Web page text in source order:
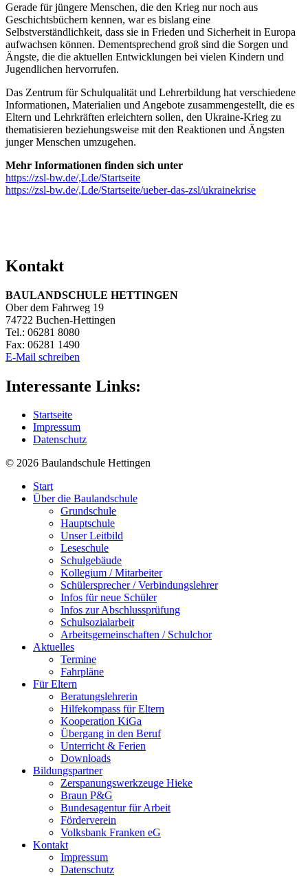
Gerade für jüngere Menschen, die den Krieg nur noch aus
Geschichtsbüchern kennen, war es bislang eine
Selbstverständlichkeit, dass sie in Frieden und Sicherheit in Europa
aufwachsen können. Dementsprechend groß sind die Sorgen und
Ängste, die die aktuellen Entwicklungen bei vielen Kindern und
Jugendlichen hervorrufen.
Das Zentrum für Schulqualität und Lehrerbildung hat verschiedene
Informationen, Materialien und Angebote zusammengestellt, die es
Eltern und Lehrkräften erleichtern sollen, den Ukraine-Krieg zu
thematisieren beziehungsweise mit den Reaktionen und Ängsten
junger Menschen umzugehen.
Mehr Informationen finden sich unter
https://zsl-bw.de/,Lde/Startseite
https://zsl-bw.de/,Lde/Startseite/ueber-das-zsl/ukrainekrise
Kontakt
BAULANDSCHULE HETTINGEN
Ober dem Fahrweg 19
74722 Buchen-Hettingen
Tel.: 06281 8080
Fax: 06281 1490
E-Mail schreiben
Interessante Links:
Startseite
Impressum
Datenschutz
© 2026 Baulandschule Hettingen
Start
Über die Baulandschule
Grundschule
Hauptschule
Unser Leitbild
Leseschule
Schulgebäude
Kollegium / Mitarbeiter
Schülersprecher / Verbindungslehrer
Infos für neue Schüler
Infos zur Abschlussprüfung
Schulsozialarbeit
Arbeitsgemeinschaften / Schulchor
Aktuelles
Termine
Fahrpläne
Für Eltern
Beratungslehrerin
Hilfekompass für Eltern
Kooperation KiGa
Übergang in den Beruf
Unterricht & Ferien
Downloads
Bildungspartner
Zerspanungswerkzeuge Hieke
Braun P&G
Bundesagentur für Arbeit
Förderverein
Volksbank Franken eG
Kontakt
Impressum
Datenschutz